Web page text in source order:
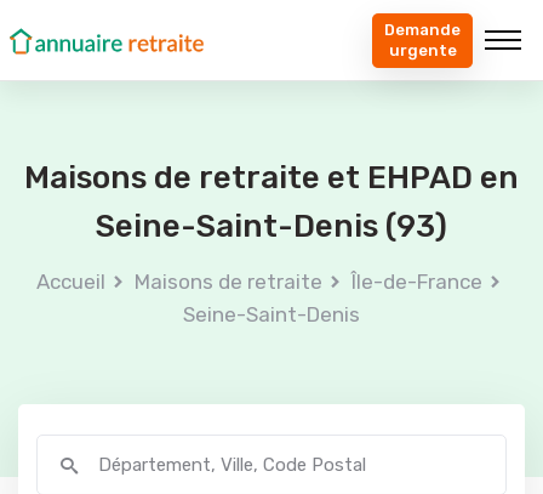
Demande
urgente
Maisons de retraite et EHPAD en
Seine-Saint-Denis (93)
Accueil Maisons de retraite
Île-de-France
Seine-Saint-Denis